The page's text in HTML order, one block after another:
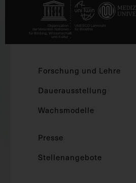
Forschung und Lehre
Dauerausstellung
Wachsmodelle
Presse
Stellenangebote